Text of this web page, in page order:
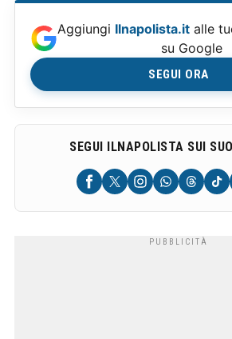
Aggiungi Ilnapolista.it alle
su Google
SEGUI ORA
SEGUI ILNAPOLISTA SUI